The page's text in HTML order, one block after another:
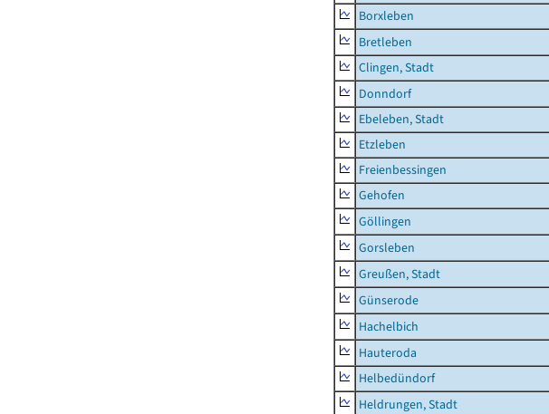
Borxleben
Bretleben
Clingen, Stadt
Donndorf
Ebeleben, Stadt
Etzleben
Freienbessingen
Gehofen
Göllingen
Gorsleben
Greußen, Stadt
Günserode
Hachelbich
Hauteroda
Helbedündorf
Heldrungen, Stadt